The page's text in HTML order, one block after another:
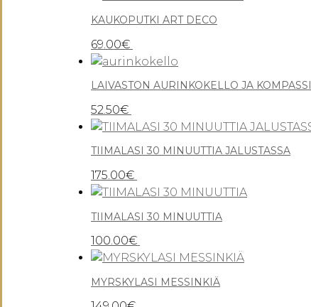
KAUKOPUTKI ART DECO
69.00€
LAIVASTON AURINKOKELLO JA KOMPASSI
52.50€
TIIMALASI 30 MINUUTTIA JALUSTASSA
175.00€
TIIMALASI 30 MINUUTTIA
100.00€
MYRSKYLASI MESSINKIÄ